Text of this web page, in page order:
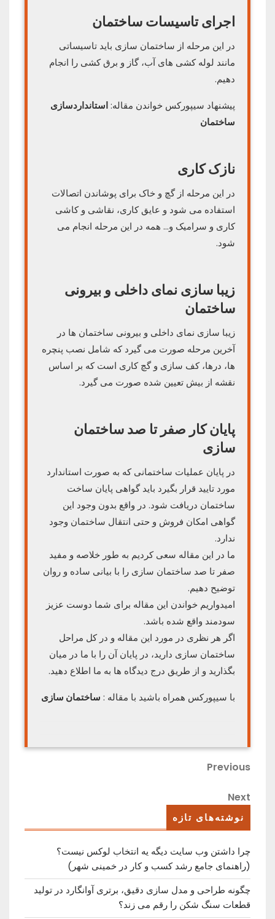
اجرای تاسیسات ساختمان
در این مرحله از ساختمان سازی باید تاسیساتی
مانند لوله کشی های آب، گاز و برق کشی را انجام
دهیم.
پیشنهاد سیپورکس خواندن مقاله:استانداردسازی
ساختمان
نازک کاری
در این مرحله از گچ و خاک برای پوشاندن اتصالات
استفاده می شود و عایق کاری، نقاشی و کاشی
کاری و سرامیک و… همه در این مرحله انجام می
شود.
زیبا سازی نمای داخلی و بیرونی
ساختمان
زیبا سازی نمای داخلی و بیرونی ساختمان ها در
آخرین مرحله صورت می گیرد که شامل نصب پنچره
ها، درها، کف سازی و گچ کاری است که بر اساس
نقشه از بیش تعیین شده صورت می گیرد.
پایان کار صفر تا صد ساختمان
سازی
در پایان عملیات ساختمانی که به صورت استاندارد
مورد تایید قرار بگیرد باید گواهی پایان ساخت
ساختمان دریافت شود. در واقع بدون وجود این
گواهی امکان فروش و حتی انتقال ساختمان وجود
ندارد.
ما در این مقاله سعی کردیم به طور خلاصه و مفید
صفر تا صد ساختمان سازی را با بیانی ساده و روان
توضیح دهیم.
امیدواریم خواندن این مقاله برای شما دوست عزیز
سودمند واقع شده باشد.
اگر هر نظری در مورد این مقاله و در کل مراحل
ساختمان سازی دارید، در پایان آن را با ما در میان
بگذارید و از طریق درج دیدگاه ها به ما اطلاع دهید.
با سیپورکس همراه باشید با مقاله : ساختمان سازی
راهبری
نوشته
Previous
Previous
Next
Next
نوشته‌های تازه
چرا داشتن وب سایت دیگه یه انتخاب لوکس نیست؟
(راهنمای جامع رشد کسب ‌و کار در خمینی ‌شهر)
چگونه طراحی و مدل سازی دقیق، برتری آوانگارد در تولید
قطعات سنگ شکن را رقم می زند؟